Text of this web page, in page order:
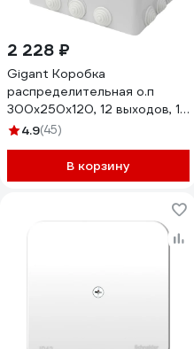
2 228 ₽
Gigant Коробка
распределительная о.п
300х250х120, 12 выходов, 12
муфт, IP65 44030GI
4.9(45)
В корзину